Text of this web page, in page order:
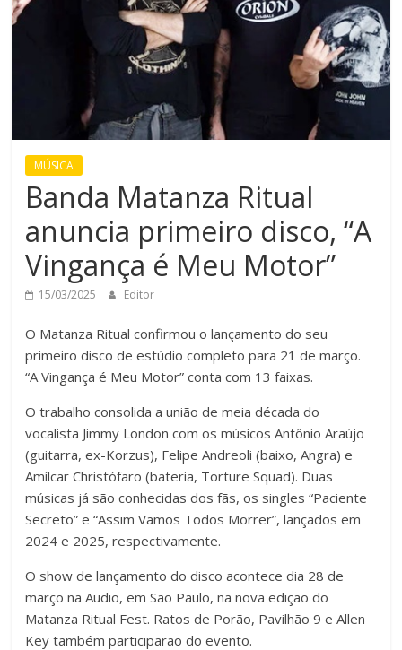
MÚSICA
Banda Matanza Ritual
anuncia primeiro disco, “A
Vingança é Meu Motor”
15/03/2025 Editor
O Matanza Ritual confirmou o lançamento do seu
primeiro disco de estúdio completo para 21 de março.
“A Vingança é Meu Motor” conta com 13 faixas.
O trabalho consolida a união de meia década do
vocalista Jimmy London com os músicos Antônio Araújo
(guitarra, ex-Korzus), Felipe Andreoli (baixo, Angra) e
Amílcar Christófaro (bateria, Torture Squad). Duas
músicas já são conhecidas dos fãs, os singles “Paciente
Secreto” e “Assim Vamos Todos Morrer”, lançados em
2024 e 2025, respectivamente.
O show de lançamento do disco acontece dia 28 de
março na Audio, em São Paulo, na nova edição do
Matanza Ritual Fest. Ratos de Porão, Pavilhão 9 e Allen
Key também participarão do evento.